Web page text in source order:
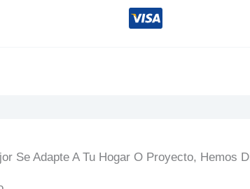
Se Adapte A Tu Hogar O Proyecto, Hemos